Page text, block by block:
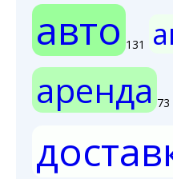
авто 131
аренда 73